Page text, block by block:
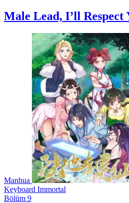
Male Lead, I’ll Respect
Manhua
Keyboard Immortal
Bölüm 9